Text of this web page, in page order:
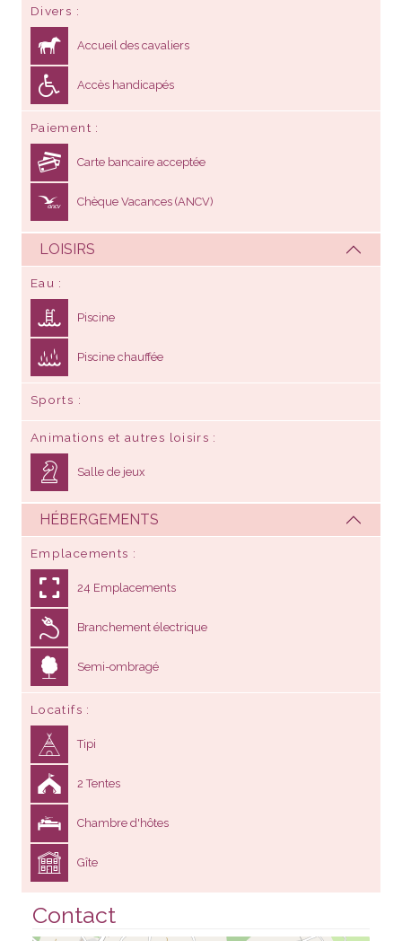
Divers
Accueil des cavaliers
Accès handicapés
Paiement
Carte bancaire acceptée
Chèque Vacances (ANCV)
LOISIRS
Eau
Piscine
Piscine chauffée
Sports
Animations et autres loisirs
Salle de jeux
HÉBERGEMENTS
Emplacements
24 Emplacements
Branchement électrique
Semi-ombragé
Locatifs
Tipi
2 Tentes
Chambre d'hôtes
Gîte
Contact